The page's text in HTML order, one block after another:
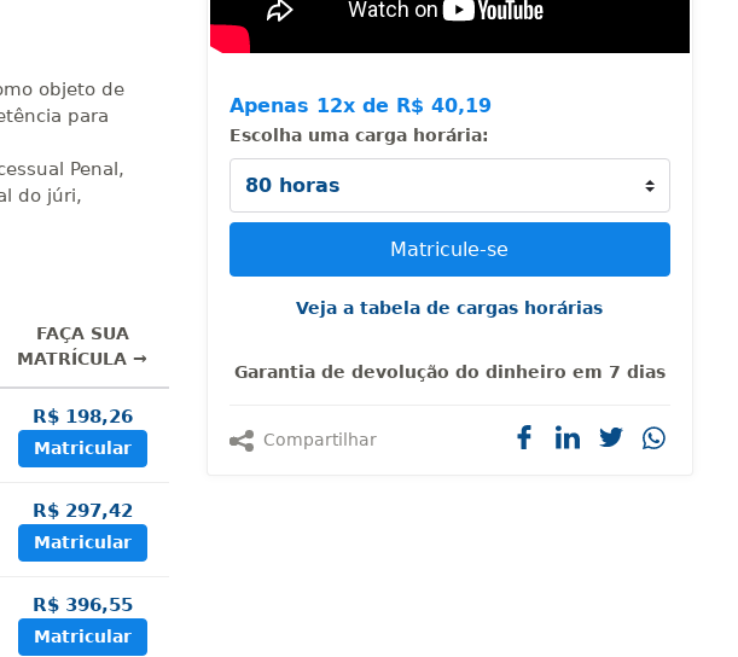
Apenas 12x de R$ 40,19
Escolha uma carga horária:
Veja a tabela de cargas horárias
Garantia de devolução do dinheiro em 7 dias
Compartilhar
objeto de
para
Penal,
do júri,
FAÇA SUA
MATRÍCULA →
R$ 198,26
Matricular
R$ 297,42
Matricular
R$ 396,55
Matricular